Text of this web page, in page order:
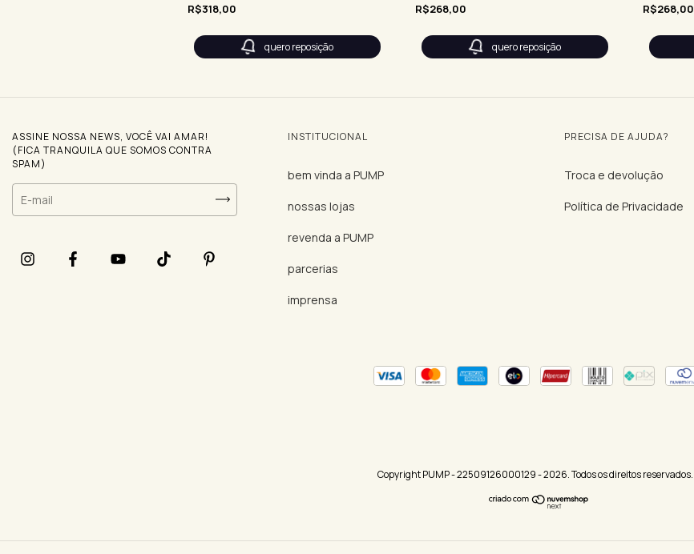
R$318,00
quero reposição
R$268,00
quero reposição
R$268,00
ASSINE NOSSA NEWS, VOCÊ VAI AMAR!
(FICA TRANQUILA QUE SOMOS CONTRA
SPAM)
INSTITUCIONAL
bem vinda a PUMP
nossas lojas
revenda a PUMP
parcerias
imprensa
PRECISA DE AJUDA?
Troca e devolução
Política de Privacidade
Copyright PUMP - 22509126000129 - 2026. Todos os direitos reservados.